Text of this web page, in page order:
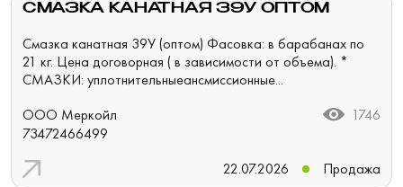
СМАЗКА КАНАТНАЯ 39У ОПТОМ
Смазка канатная 39У (оптом) Фасовка: в барабанах по
21 кг. Цена договорная ( в зависимости от объема). *
СМАЗКИ: уплотнительныеансмиссионные...
ООО Меркойл
73472466499
1746
22.07.2026 Продажа